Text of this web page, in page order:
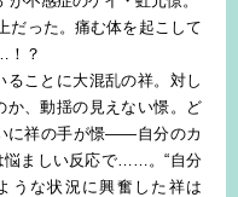
だった。痛む体を起こして
！？
ことに大混乱の祥。対し
か、動揺の見えない憬。ど
に祥の手が憬――自分のカ
ましい反応で……。“自分
うな状況に興奮した祥は